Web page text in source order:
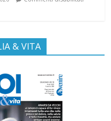
AL POPOLO
Commenti disabilitati
Galles: la lobby
ci riprova. Ma il fronte del
in testa) si compatta
& VITA